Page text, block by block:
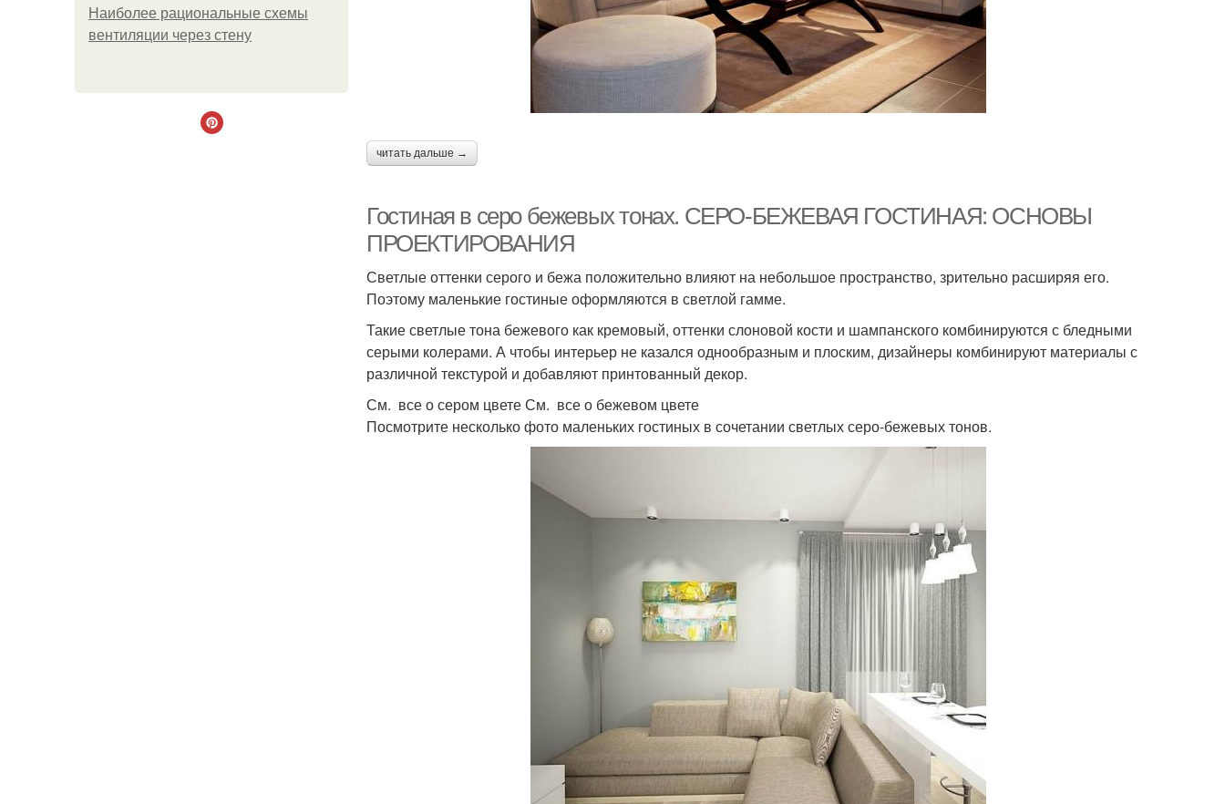
Наиболее рациональные схемы
вентиляции через стену
читать дальше →
Гостиная в серо бежевых тонах. СЕРО-БЕЖЕВАЯ ГОСТИНАЯ: ОСНОВЫ
ПРОЕКТИРОВАНИЯ
Светлые оттенки серого и бежа положительно влияют на небольшое пространство, зрительно расширяя его.
Поэтому маленькие гостиные оформляются в светлой гамме.
Такие светлые тона бежевого как кремовый, оттенки слоновой кости и шампанского комбинируются с бледными
серыми колерами. А чтобы интерьер не казался однообразным и плоским, дизайнеры комбинируют материалы с
различной текстурой и добавляют принтованный декор.
См. все о сером цвете См. все о бежевом цвете
Посмотрите несколько фото маленьких гостиных в сочетании светлых серо-бежевых тонов.